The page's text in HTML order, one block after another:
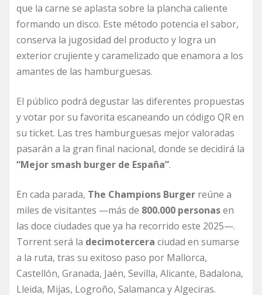
que la carne se aplasta sobre la plancha caliente
formando un disco. Este método potencia el sabor,
conserva la jugosidad del producto y logra un
exterior crujiente y caramelizado que enamora a los
amantes de las hamburguesas.
El público podrá degustar las diferentes propuestas
y votar por su favorita escaneando un código QR en
su ticket. Las tres hamburguesas mejor valoradas
pasarán a la gran final nacional, donde se decidirá la
“Mejor smash burger de España”.
En cada parada, The Champions Burger reúne a
miles de visitantes —más de 800.000 personasen
las doce ciudades que ya ha recorrido este 2025—.
Torrent será la decimotercera ciudad en sumarse
a la ruta, tras su exitoso paso por Mallorca,
Castellón, Granada, Jaén, Sevilla, Alicante, Badalona,
Lleida, Mijas, Logroño, Salamanca y Algeciras.